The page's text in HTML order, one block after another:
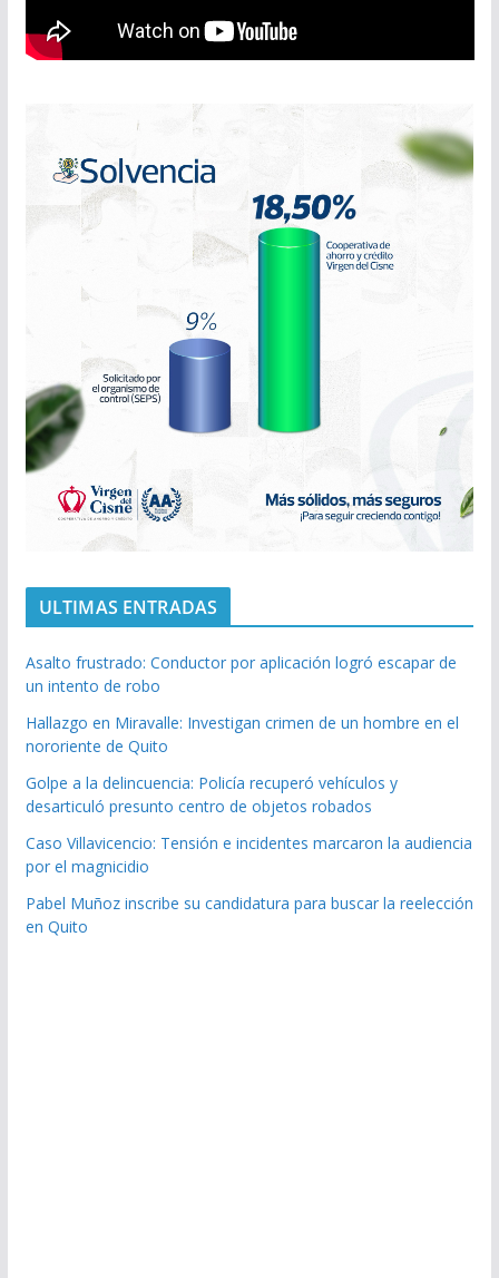
ULTIMAS ENTRADAS
Asalto frustrado: Conductor por aplicación logró escapar de
un intento de robo
Hallazgo en Miravalle: Investigan crimen de un hombre en el
nororiente de Quito
Golpe a la delincuencia: Policía recuperó vehículos y
desarticuló presunto centro de objetos robados
Caso Villavicencio: Tensión e incidentes marcaron la audiencia
por el magnicidio
Pabel Muñoz inscribe su candidatura para buscar la reelección
en Quito